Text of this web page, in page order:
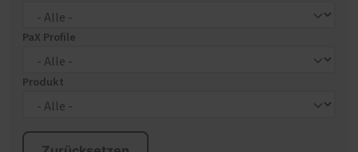
PaX Profile
Produkt